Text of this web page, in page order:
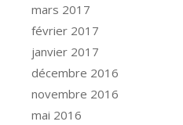
mars 2017
février 2017
janvier 2017
décembre 2016
novembre 2016
mai 2016